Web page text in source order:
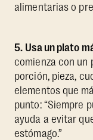
alimentarias o
5. Usa un plato
comienza con un
porción, pieza,
elementos que
punto: “Siempre
ayuda a evitar
estómago.”